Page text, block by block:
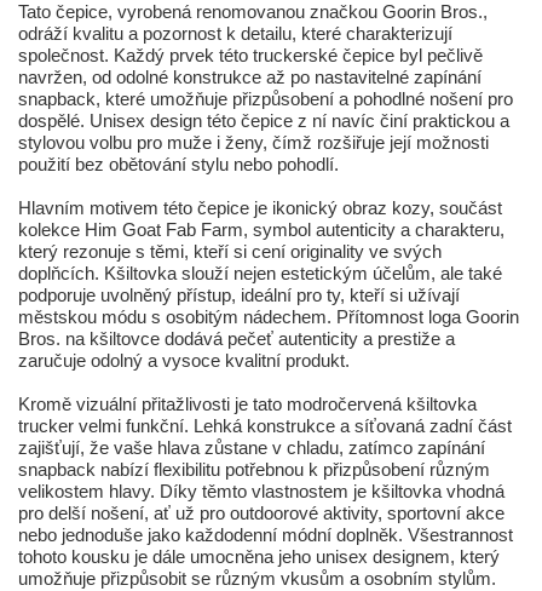
Tato čepice, vyrobená renomovanou značkou Goorin Bros.,
odráží kvalitu a pozornost k detailu, které charakterizují
společnost. Každý prvek této truckerské čepice byl pečlivě
navržen, od odolné konstrukce až po nastavitelné zapínání
snapback, které umožňuje přizpůsobení a pohodlné nošení pro
dospělé. Unisex design této čepice z ní navíc činí praktickou a
stylovou volbu pro muže i ženy, čímž rozšiřuje její možnosti
použití bez obětování stylu nebo pohodlí.
Hlavním motivem této čepice je ikonický obraz kozy, součást
kolekce Him Goat Fab Farm, symbol autenticity a charakteru,
který rezonuje s těmi, kteří si cení originality ve svých
doplňcích. Kšiltovka slouží nejen estetickým účelům, ale také
podporuje uvolněný přístup, ideální pro ty, kteří si užívají
městskou módu s osobitým nádechem. Přítomnost loga Goorin
Bros. na kšiltovce dodává pečeť autenticity a prestiže a
zaručuje odolný a vysoce kvalitní produkt.
Kromě vizuální přitažlivosti je tato modročervená kšiltovka
trucker velmi funkční. Lehká konstrukce a síťovaná zadní část
zajišťují, že vaše hlava zůstane v chladu, zatímco zapínání
snapback nabízí flexibilitu potřebnou k přizpůsobení různým
velikostem hlavy. Díky těmto vlastnostem je kšiltovka vhodná
pro delší nošení, ať už pro outdoorové aktivity, sportovní akce
nebo jednoduše jako každodenní módní doplněk. Všestrannost
tohoto kousku je dále umocněna jeho unisex designem, který
umožňuje přizpůsobit se různým vkusům a osobním stylům.